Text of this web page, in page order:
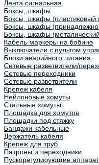
Лента сигнальная
Боксы, шкафы
Боксы, шкафы (пластиковый
Боксы, шкафы
Боксы, шкафы
Кабель-маркеры на бобине
Выключатели с пультом
Блоки аварийного питания
Сетевые разветвители/
Сетевые переходники
Сетевые разветвители
Крепеж кабеля
Нейлоновые хомуты
Стальные хомуты
Площадка для хомутов
Площадки под стяжку
Бандажи кабельные
Держатель кабеля
Крепеж для труб
Патроны и переходники
Пускорегулирующие